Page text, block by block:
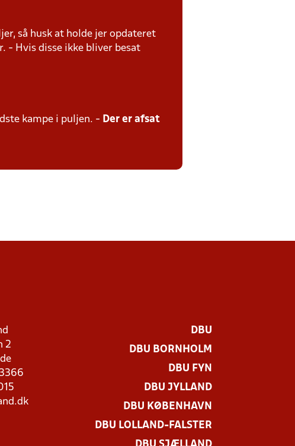
så husk at holde jer opdateret
- Hvis disse ikke bliver besat
kampe i puljen. - Der er afsat
2
DBU
DBU BORNHOLM
DBU FYN
DBU JYLLAND
DBU KØBENHAVN
DBU LOLLAND-FALSTER